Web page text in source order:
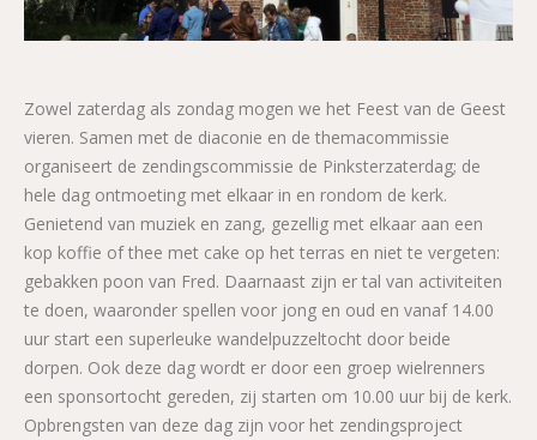
Zowel zaterdag als zondag mogen we het Feest van de Geest
vieren. Samen met de diaconie en de themacommissie
organiseert de zendingscommissie de Pinksterzaterdag; de
hele dag ontmoeting met elkaar in en rondom de kerk.
Genietend van muziek en zang, gezellig met elkaar aan een
kop koffie of thee met cake op het terras en niet te vergeten:
gebakken poon van Fred. Daarnaast zijn er tal van activiteiten
te doen, waaronder spellen voor jong en oud en vanaf 14.00
uur start een superleuke wandelpuzzeltocht door beide
dorpen. Ook deze dag wordt er door een groep wielrenners
een sponsortocht gereden, zij starten om 10.00 uur bij de kerk.
Opbrengsten van deze dag zijn voor het zendingsproject